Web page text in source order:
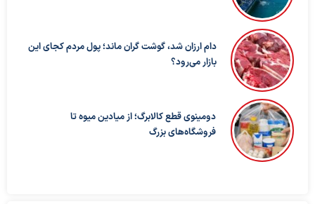
دام ارزان شد، گوشت گران ماند؛ پول مردم کجای این
بازار می‌رود؟
دومینوی قطع کالابرگ؛ از میادین میوه تا
فروشگاه‌های بزرگ